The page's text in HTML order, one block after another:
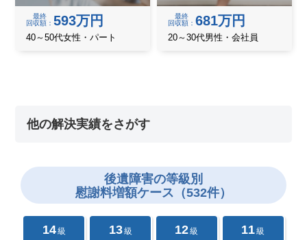
最終
回収額
593万円
40～50代女性・パート
最終
回収額
681万円
20～30代男性・会社員
他の解決実績をさがす
後遺障害の等級別
慰謝料増額ケース（532件）
14級 13級 12級 11級